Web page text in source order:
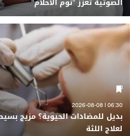
06:30 | 2026-08-08
بديل للمضادات الحيوية؟ مزيج
لعلاج اللثة